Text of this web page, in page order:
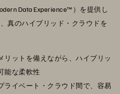
Data Experience™）を提供し
真のハイブリッド・クラウドを
リットを備えながら、ハイブリッ
能な柔軟性
ライベート・クラウド間で、容易